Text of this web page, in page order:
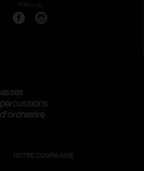
Follow us
NOTRE COMPAGNIE